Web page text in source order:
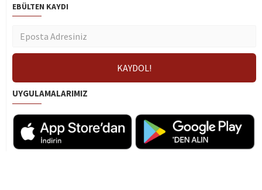
EBÜLTEN KAYDI
UYGULAMALARIMIZ